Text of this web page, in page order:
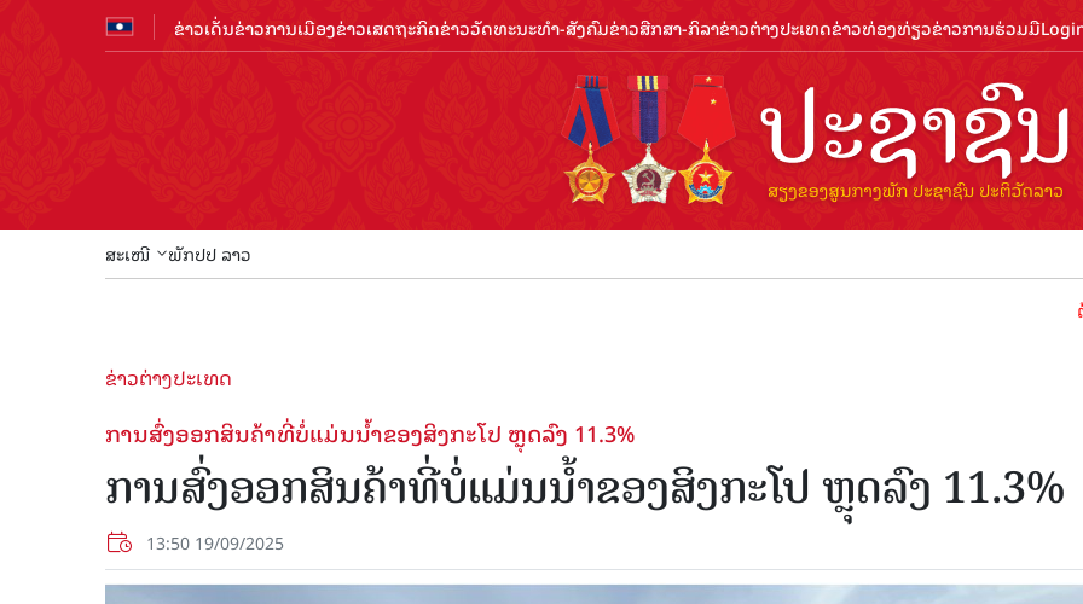
ຂ່າວເດັ່ນຂ່າວການເມືອງຂ່າວເສດຖະກິດຂ່າວວັດທະນະທຳ-ສັງຄົມຂ່າວສືກສາ-ກິລາຂ່າວຕ່າງປະເທດຂ່າວທ່ອງທ່ຽວຂ່າວການຮ່ວມມື
ສະເໜີ ພັກປປ ລາວ
ຕ້ອນຮັບ
ຂ່າວຕ່າງປະເທດ
ການສົ່ງອອກສິນຄ້າທີ່ບໍ່ແມ່ນນໍ້າຂອງສິງກະໂປ ຫຼຸດລົງ 11.3%
ການສົ່ງອອກສິນຄ້າທີ່ບໍ່ແມ່ນນໍ້າຂອງສິງກະໂປ ຫຼຸດລົງ 11.3%
13:50 19/09/2025